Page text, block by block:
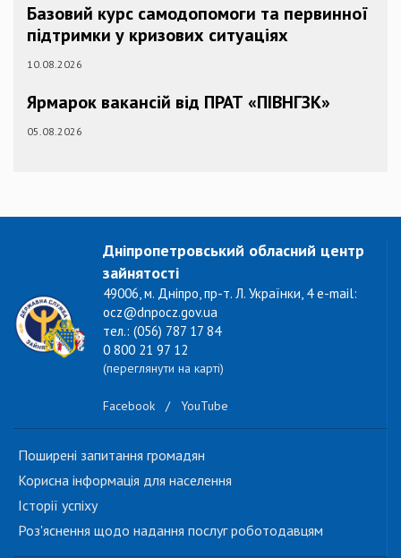
Базовий курс самодопомоги та первинної
підтримки у кризових ситуаціях
10.08.2026
Ярмарок вакансій від ПРАТ «ПІВНГЗК»
05.08.2026
Дніпропетровський обласний центр
зайнятості
49006, м. Дніпро, пр-т. Л. Українки, 4 e-mail:
ocz@dnpocz.gov.ua
тел.: (056) 787 17 84
0 800 21 97 12
(переглянути на карті)
Facebook / YouTube
Поширені запитання громадян
Корисна інформація для населення
Історії успіху
Роз'яснення щодо надання послуг роботодавцям